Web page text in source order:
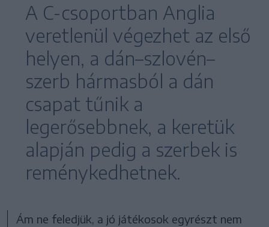
A C-csoportban Anglia
veretlenül végezhet az első
helyen, a dán–szlovén–
szerb hármasból a dán
csapat tűnik a
legerősebbnek, a keretük
alapján pedig a szerbek is
reménykedhetnek.
Ám ne feledjük, a jó játékosok egyrészt nem